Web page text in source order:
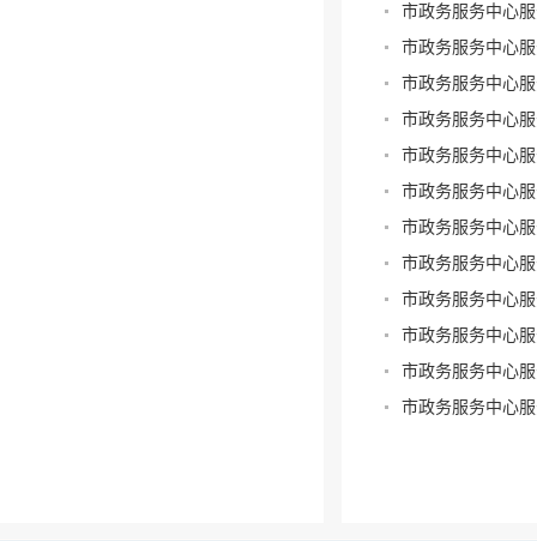
市政务服务中心
市政务服务中心
市政务服务中心
市政务服务中心
市政务服务中心
市政务服务中心
市政务服务中心
市政务服务中心
市政务服务中心
市政务服务中心
市政务服务中心
市政务服务中心